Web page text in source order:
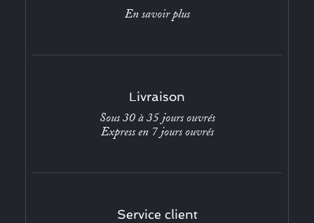
En savoir plus
Livraison
Sous 30 à 35 jours ouvrés
Express en 7 jours ouvrés
Service client